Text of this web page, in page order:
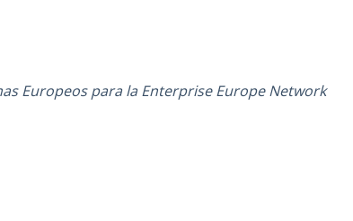
Europeos para la Enterprise Europe Network